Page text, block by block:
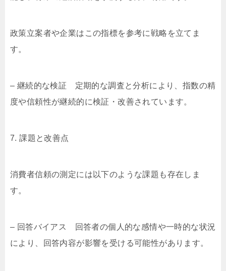
政策立案者や企業はこの指標を参考に戦略を立てま
す。
– 継続的な検証 定期的な調査と分析により、指数の精
度や信頼性が継続的に検証・改善されています。
7. 課題と改善点
消費者信頼の測定には以下のような課題も存在しま
す。
– 回答バイアス 回答者の個人的な感情や一時的な状況
により、回答内容が影響を受ける可能性があります。